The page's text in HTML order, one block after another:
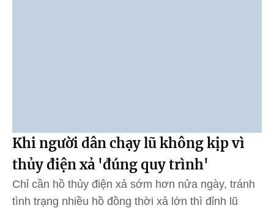
Khi người dân chạy lũ không kịp vì
thủy điện xả 'đúng quy trình'
Chỉ cần hồ thủy điện xả sớm hơn nửa ngày, tránh
tình trạng nhiều hồ đồng thời xả lớn thì đỉnh lũ